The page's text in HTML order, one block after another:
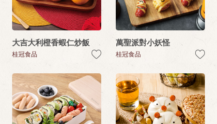
大吉大利橙香蝦仁炒飯
桂冠食品
萬聖派對小妖怪
桂冠食品